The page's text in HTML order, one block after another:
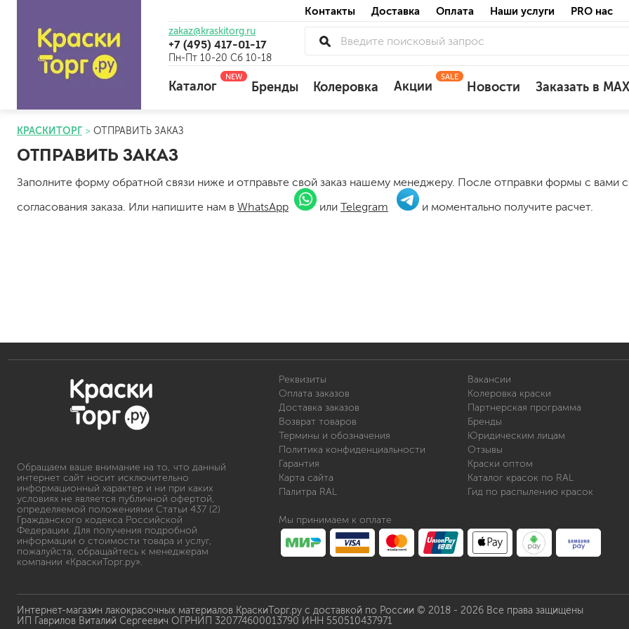
Контакты Доставка Оплата Наши услуги PRO нас
zakaz@kraskitorg.ru
+7 (495) 417-01-17
Пн-Пт 10-20 Сб 10-18
Каталог
NEW
огнебиозащитные
по штукатурке
под декоративные штукатурки
для каминов
полиуретановые
для паркета и деревянного пола
для стен, потолков
для мебели
для бетона и камня
масла для внутренних работ
малярные ванночки
для декоративной штукатурки
краскораспылители
пистолеты
Бренды Колеровка Акции
SALE
Новости Заказать в MAX
КРАСКИТОРГ ОТПРАВИТЬ ЗАКАЗ
ОТПРАВИТЬ ЗАКАЗ
Заполните форму обратной связи ниже и отправьте свой заказ нашему менеджеру. После отправки формы с
согласования заказа. Или напишите нам в WhatsApp или Telegram и моментально получите расчет.
Обращаем ваше внимание на то, что данный
интернет сайт носит исключительно
информационный характер и ни при каких
условиях не является публичной офертой,
определяемой положениями Статьи 437 (2)
Гражданского кодекса Российской
Федерации. Для получения подробной
информации о стоимости товара и услуг,
пожалуйста, обращайтесь к менеджерам
компании «КраскиТорг.ру».
Реквизиты
Оплата заказов
Доставка заказов
Возврат товаров
Термины и обозначения
Политика конфиденциальности
Гарантия
Карта сайта
Палитра RAL
Вакансии
Колеровка краски
Партнерская программа
Бренды
Юридическим лицам
Отзывы
Краски оптом
Каталог красок по RAL
Гид по распылению красок
Мы принимаем к оплате
Интернет-магазин лакокрасочных материалов КраскиТорг.ру с доставкой по России © 2018 - 2026 Все права защищены
ИП Гаврилов Виталий Сергеевич ОГРНИП 320774600013790 ИНН 550510437971